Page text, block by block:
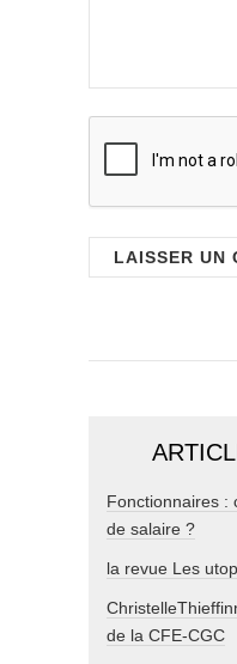
Fonctionnaires :
de salaire ?
la revue Les
de la CFE-CGC